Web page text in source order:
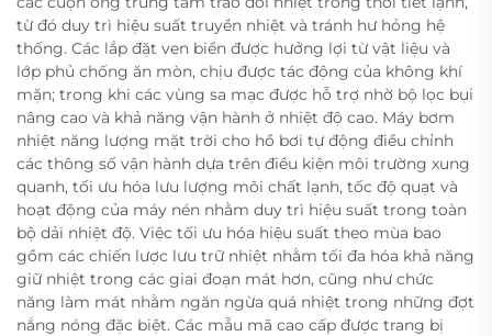
từ đó duy trì hiệu suất truyền nhiệt và tránh hư hỏng hệ
thống. Các lắp đặt ven biển được hưởng lợi từ vật liệu và
lớp phủ chống ăn mòn, chịu được tác động của không khí
mặn; trong khi các vùng sa mạc được hỗ trợ nhờ bộ lọc bụi
nâng cao và khả năng vận hành ở nhiệt độ cao. Máy bơm
nhiệt năng lượng mặt trời cho hồ bơi tự động điều chỉnh
các thông số vận hành dựa trên điều kiện môi trường xung
quanh, tối ưu hóa lưu lượng môi chất lạnh, tốc độ quạt và
hoạt động của máy nén nhằm duy trì hiệu suất trong toàn
bộ dải nhiệt độ. Việc tối ưu hóa hiệu suất theo mùa bao
gồm các chiến lược lưu trữ nhiệt nhằm tối đa hóa khả năng
giữ nhiệt trong các giai đoạn mát hơn, cũng như chức
năng làm mát nhằm ngăn ngừa quá nhiệt trong những đợt
nắng nóng đặc biệt. Các mẫu mã cao cấp được trang bị